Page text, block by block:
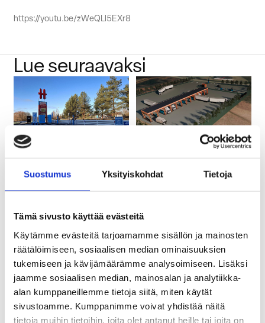
Suostumus Yksityiskohdat Tietoja
Tämä sivusto käyttää evästeitä
Käytämme evästeitä tarjoamamme sisällön ja mainosten
räätälöimiseen, sosiaalisen median ominaisuuksien
tukemiseen ja kävijämäärämme analysoimiseen. Lisäksi
jaamme sosiaalisen median, mainosalan ja analytiikka-
alan kumppaneillemme tietoja siitä, miten käytät
sivustoamme. Kumppanimme voivat yhdistää näitä
tietoja muihin tietoihin, joita olet antanut heille tai joita on
https://youtu.be/zWeQLl5EXr8
Lue seuraavaksi
Plugit ja Hesburger
yhteistyöhön liikenteen
sähköistämiseksi
laajenee uusilla
suurteholatausasemilla
Hesburger-ravintoloiden
yhteydessä. Tämän syksyn
aikana...
Lue lisää
Miten logistiikka sähköistyy
kannattavasti? SÄHLOG-
hankkeen loppuraportti
SÄHLOG-hankkeen
loppuraportti kokoaa yhteen
logistiikka-alan sähköistymisen
nykytilan ja sen vaikutukset...
Lue lisää